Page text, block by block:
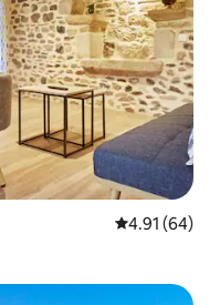
レビュー64
4.91 (64)